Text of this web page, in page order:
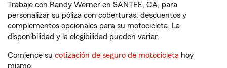
Trabaje con Randy Werner en SANTEE, CA, para
personalizar su póliza con coberturas, descuentos y
complementos opcionales para su motocicleta. La
disponibilidad y la elegibilidad pueden variar.
Comience su cotización de seguro de motocicleta hoy
mismo.